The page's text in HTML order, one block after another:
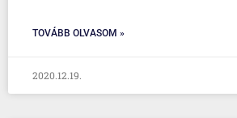
TOVÁBB OLVASOM »
2020.12.19.